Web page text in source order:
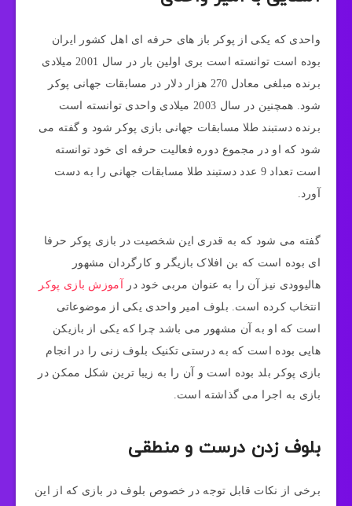
واحدی که یکی از پوکر باز های حرفه‌ ای اهل کشور ایران
بوده است توانسته است بری اولین بار در سال 2001 میلادی
برنده مبلغی معادل 270 هزار دلار در مسابقات جهانی پوکر
شود. همچنین در سال 2003 میلادی واحدی توانسته است
برنده دستبند طلا مسابقات جهانی بازی پوکر شود و گفته می
شود که او در مجموع دوره فعالیت حرفه‌ ای خود توانسته
است تعداد 9 عدد دستبند طلا مسابقات جهانی را به دست
آورد.
گفته می شود که به قدری این شخصیت در بازی پوکر حرفا
ای بوده است که بن افلاک بازیگر و کارگردان مشهور
هالیوودی نیز آن را به عنوان مربی خود در
آموزش بازی پوکر
انتخاب کرده است. بلوف امیر واحدی یکی از موضوعاتی
است که او به آن مشهور می باشد چرا که یکی از بازیکن
هایی بوده است که به درستی تکنیک بلوف زنی را در انجام
بازی پوکر بلد بوده است و آن را به زیبا ترین شکل ممکن در
بازی به اجرا می گذاشته است.
بلوف زدن درست و منطقی
برخی از نکات قابل توجه در خصوص بلوف در بازی که از این